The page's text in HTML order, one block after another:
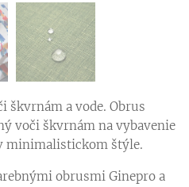
škvrnám a vode. Obrus
voči škvrnám na vybavenie
minimalistickom štýle.
obrusmi Ginepro a